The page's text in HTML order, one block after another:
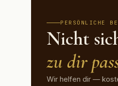
PERSÖNLICHE
Nicht
zu dir
Wir helfen dir —